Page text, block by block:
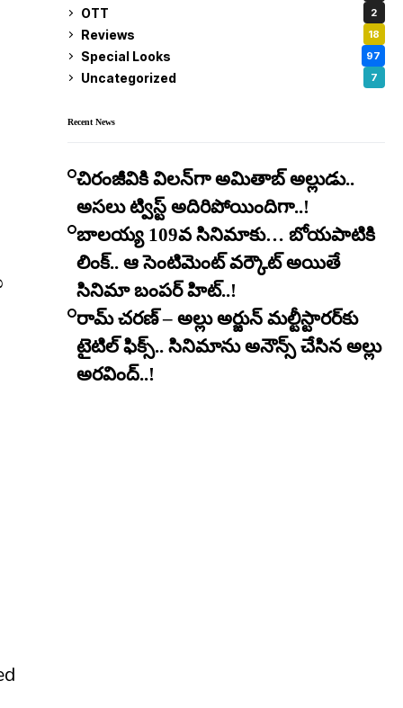
OTT 2
Reviews 18
Special Looks 97
Uncategorized 7
Recent News
చిరంజీవికి విలన్‌గా అమితాబ్ అల్లుడు..
అసలు ట్విస్ట్ అదిరిపోయిందిగా..!
బాలయ్య 109వ సినిమాకు… బోయపాటికి
లింక్.. ఆ సెంటిమెంట్ వర్కౌట్ అయితే
సినిమా బంపర్ హిట్..!
రామ్ చరణ్ – అల్లు అర్జున్ మల్టీస్టారర్​కు
టైటిల్ ఫిక్స్.. సినిమాను అనౌన్స్ చేసిన అల్లు
అరవింద్..!